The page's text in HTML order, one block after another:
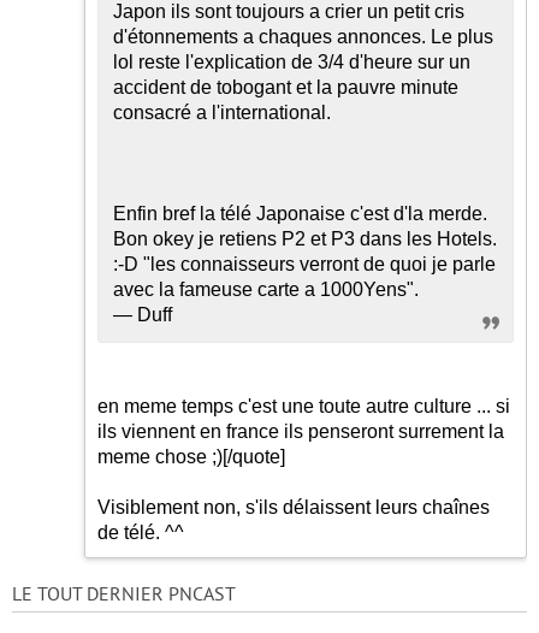
Japon ils sont toujours a crier un petit cris
d'étonnements a chaques annonces. Le plus
lol reste l'explication de 3/4 d'heure sur un
accident de tobogant et la pauvre minute
consacré a l'international.
Enfin bref la télé Japonaise c'est d'la merde.
Bon okey je retiens P2 et P3 dans les Hotels.
:-D "les connaisseurs verront de quoi je parle
avec la fameuse carte a 1000Yens".
— Duff
en meme temps c'est une toute autre culture ... si
ils viennent en france ils penseront surrement la
meme chose ;)[/quote]
Visiblement non, s'ils délaissent leurs chaînes
de télé. ^^
LE TOUT DERNIER PNCAST